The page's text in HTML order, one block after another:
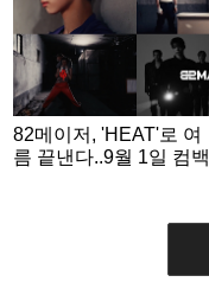
82메이저, 'HEAT'로 여
름 끝낸다..9월 1일 컴백